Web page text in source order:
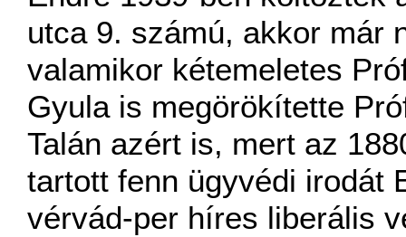
utca 9. számú, akkor már
valamikor kétemeletes
Gyula is megörökítette
Talán azért is, mert az
tartott fenn ügyvédi irodát
vérvád-per híres liberális